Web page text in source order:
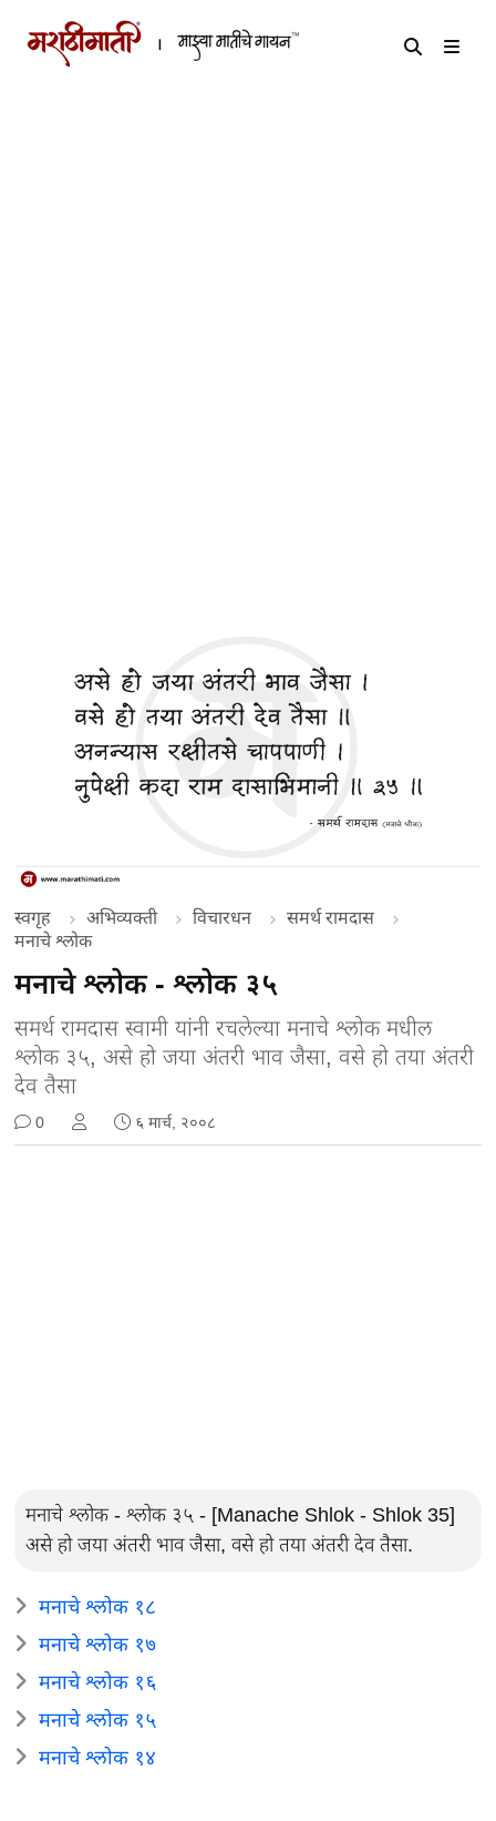
स्वगृह अभिव्यक्ती विचारधन
समर्थ रामदास
मनाचे श्लोक
मनाचे श्लोक - श्लोक ३५
समर्थ रामदास स्वामी यांनी रचलेल्या मनाचे श्लोक मधील
श्लोक ३५, असे हो जया अंतरी भाव जैसा, वसे हो तया अंतरी
देव तैसा
0 ६ मार्च, २००८
मनाचे श्लोक - श्लोक ३५ - [Manache Shlok - Shlok 35]
असे हो जया अंतरी भाव जैसा, वसे हो तया अंतरी देव तैसा.
मनाचे श्लोक १८
मनाचे श्लोक १७
मनाचे श्लोक १६
मनाचे श्लोक १५
मनाचे श्लोक १४